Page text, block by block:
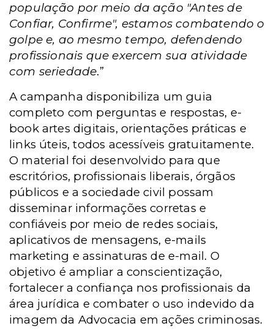
população por meio da ação "Antes de
Confiar, Confirme", estamos combatendo o
golpe e, ao mesmo tempo, defendendo
profissionais que exercem sua atividade
com seriedade.”
A campanha disponibiliza um guia
completo com perguntas e respostas, e-
book artes digitais, orientações práticas e
links úteis, todos acessíveis gratuitamente.
O material foi desenvolvido para que
escritórios, profissionais liberais, órgãos
públicos e a sociedade civil possam
disseminar informações corretas e
confiáveis por meio de redes sociais,
aplicativos de mensagens, e-mails
marketing e assinaturas de e-mail. O
objetivo é ampliar a conscientização,
fortalecer a confiança nos profissionais da
área jurídica e combater o uso indevido da
imagem da Advocacia em ações criminosas.